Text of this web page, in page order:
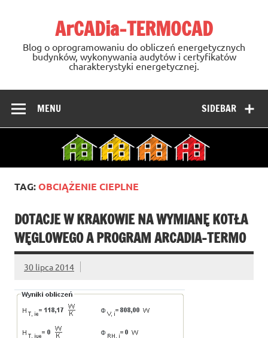
ArCADia-TERMOCAD
Blog o oprogramowaniu do obliczeń energetycznych
budynków, wykonywania audytów i certyfikatów
charakterystyki energetycznej.
SIDEBAR
MENU
TAG:OBCIĄŻENIE CIEPLNE
DOTACJE W KRAKOWIE NA WYMIANĘ KOTŁA
WĘGLOWEGO A PROGRAM ARCADIA-TERMO
30 lipca 2014